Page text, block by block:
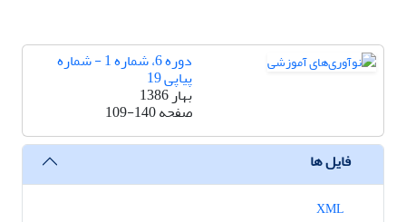
دوره 6، شماره 1 - شماره
پیاپی 19
بهار 1386
صفحه109-140
فایل ها